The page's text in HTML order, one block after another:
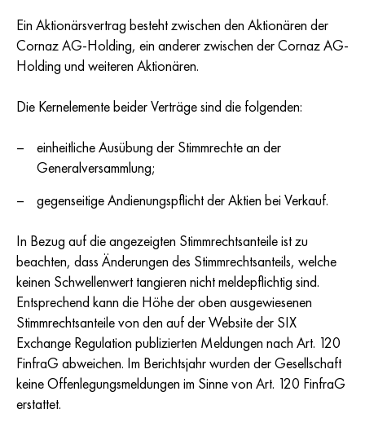
Ein Aktionärsvertrag besteht zwischen den Aktionären der
Cornaz AG-Holding, ein anderer zwischen der Cornaz AG-
Holding und weiteren Aktionären.
Die Kernelemente beider Verträge sind die folgenden:
einheitliche Ausübung der Stimmrechte an der
Generalversammlung;
gegenseitige Andienungspflicht der Aktien bei Verkauf.
In Bezug auf die angezeigten Stimmrechtsanteile ist zu
beachten, dass Änderungen des Stimmrechtsanteils, welche
keinen Schwellenwert tangieren nicht meldepflichtig sind.
Entsprechend kann die Höhe der oben ausgewiesenen
Stimmrechtsanteile von den auf der Website der SIX
Exchange Regulation publizierten Meldungen nach Art. 120
FinfraG abweichen. Im Berichtsjahr wurden der Gesellschaft
keine Offenlegungsmeldungen im Sinne von Art. 120 FinfraG
erstattet.